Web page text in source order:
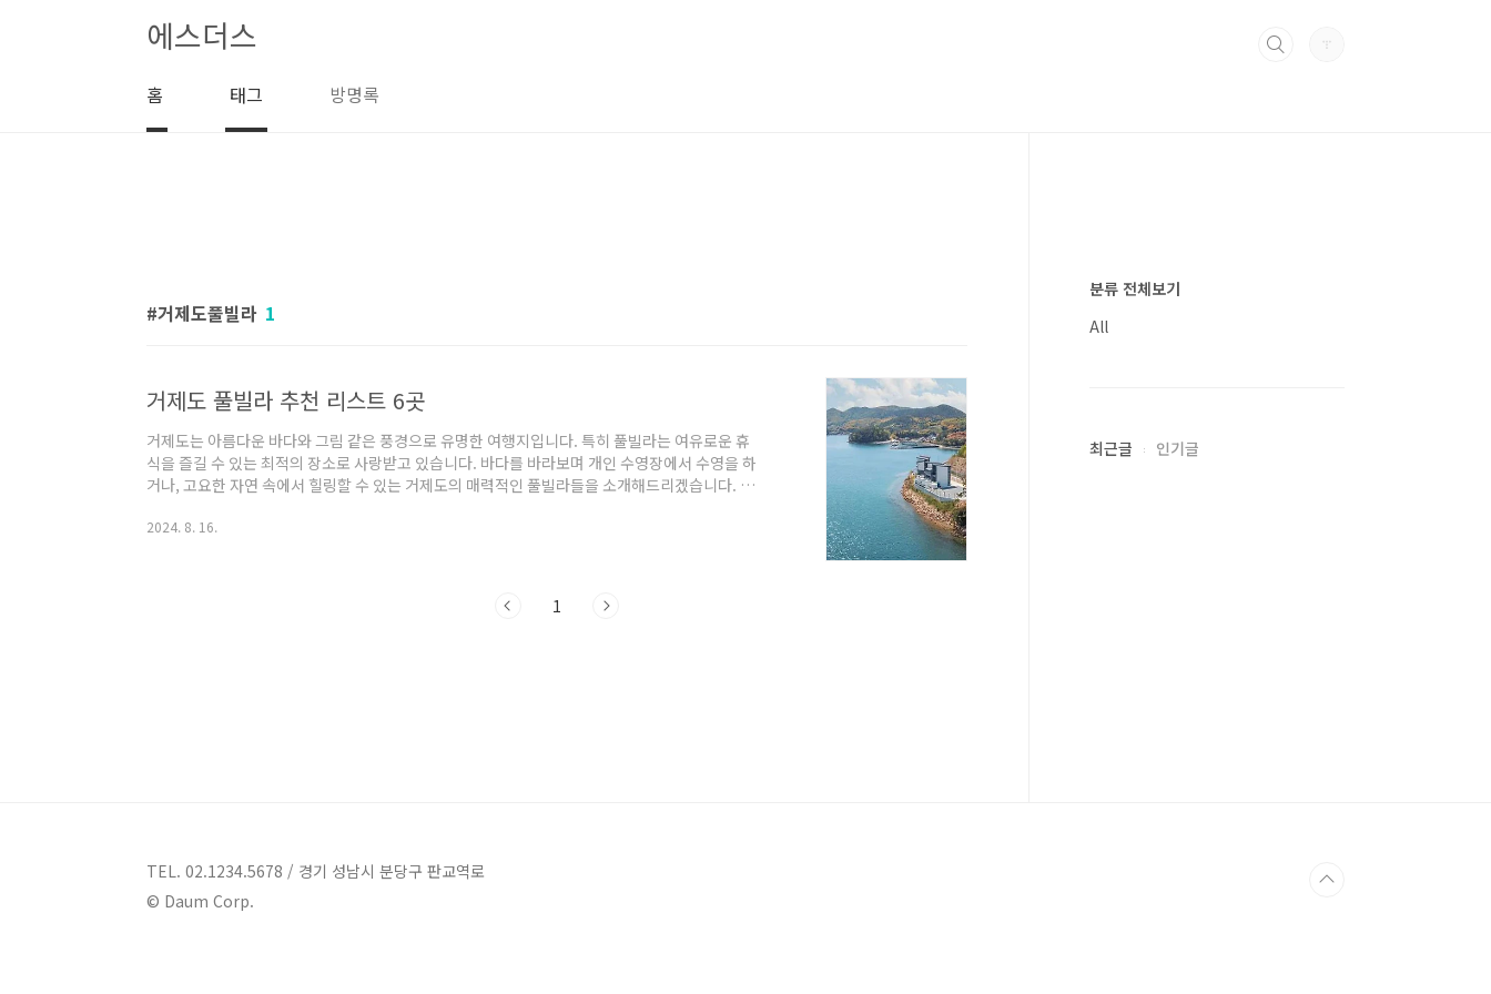
에스더스
홈 태그 방명록
거제도풀빌라 1
거제도 풀빌라 추천 리스트 6곳
거제도는 아름다운 바다와 그림 같은 풍경으로 유명한 여행지입니다. 특히 풀빌라는 여유로운 휴
식을 즐길 수 있는 최적의 장소로 사랑받고 있습니다. 바다를 바라보며 개인 수영장에서 수영을 하
거나, 고요한 자연 속에서 힐링할 수 있는 거제도의 매력적인 풀빌라들을 소개해드리겠습니다. 이
풀빌라 펜션 정보주소 : 경남 거제시 하청면 칠천로 1035 레인보우 키즈풀빌라펜션펜션 경남 거
2024. 8. 16.
1
분류 전체보기
All
최근글 인기글
TEL. 02.1234.5678 / 경기 성남시 분당구 판교역로
© Daum Corp.